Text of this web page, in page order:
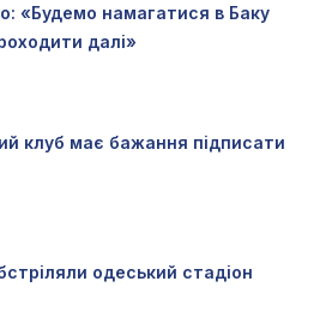
«Будемо намагатися в Баку
далі»
клуб має бажання підписати
одеський стадіон